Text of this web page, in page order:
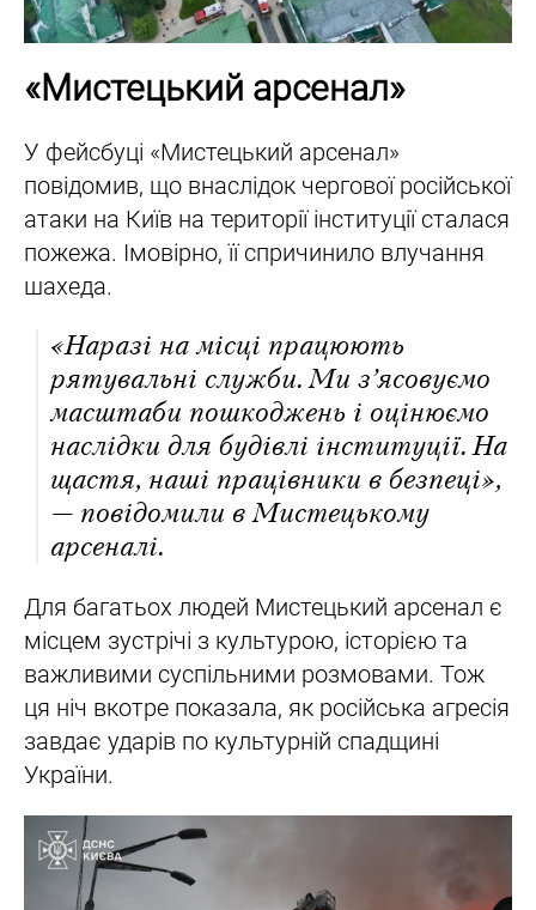
«Мистецький арсенал»
У фейсбуці «Мистецький арсенал»
повідомив, що внаслідок чергової російської
атаки на Київ на території інституції сталася
пожежа. Імовірно, її спричинило влучання
шахеда.
«Наразі на місці працюють
рятувальні служби. Ми з’ясовуємо
масштаби пошкоджень і оцінюємо
наслідки для будівлі інституції. На
щастя, наші працівники в безпеці»,
— повідомили в Мистецькому
арсеналі.
Для багатьох людей Мистецький арсенал є
місцем зустрічі з культурою, історією та
важливими суспільними розмовами. Тож
ця ніч вкотре показала, як російська агресія
завдає ударів по культурній спадщині
України.